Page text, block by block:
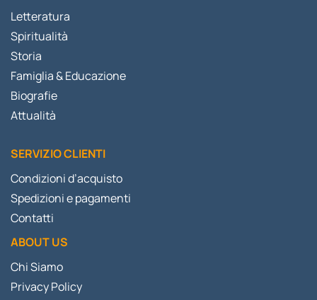
Letteratura
Spiritualità
Storia
Famiglia & Educazione
Biografie
Attualità
SERVIZIO CLIENTI
Condizioni d’acquisto
Spedizioni e pagamenti
Contatti
ABOUT US
Chi Siamo
Privacy Policy